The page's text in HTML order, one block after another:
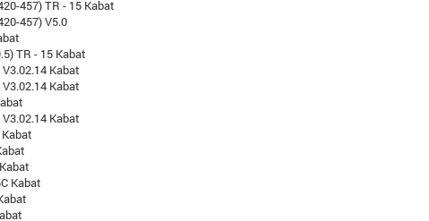
457) TR - 15 Kabat
457) V5.0
TR - 15 Kabat
Kabat
Kabat
Kabat
Kabat